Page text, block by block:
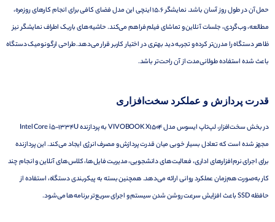
حمل آن در طول روز آسان باشد. نمایشگر 15.6 اینچی این مدل فضای کافی برای انجام کارهای روزمره،
مطالعه، وب‌گردی، جلسات آنلاین و تماشای فیلم فراهم می‌کند. حاشیه‌های باریک اطراف نمایشگر نیز
ظاهر دستگاه را مدرن‌تر کرده و تجربه دید بهتری در اختیار کاربر قرار می‌دهد. طراحی ارگونومیک دستگاه
باعث شده استفاده طولانی‌مدت از آن راحت‌تر باشد.
قدرت پردازش و عملکرد سخت‌افزاری
در بخش سخت‌افزار، لپ‌تاپ ایسوس مدل VIVOBOOK X1504 به پردازنده Intel Core i5-1334U
مجهز شده است که تعادل بسیار خوبی میان قدرت پردازش و مصرف انرژی ایجاد می‌کند. این پردازنده
برای اجرای نرم‌افزارهای اداری، فعالیت‌های دانشجویی، مدیریت فایل‌ها، کلاس‌های آنلاین و انجام چند
کار به‌صورت هم‌زمان عملکرد روانی ارائه می‌دهد. همچنین بسته به پیکربندی دستگاه، استفاده از
حافظه SSD باعث افزایش سرعت روشن شدن سیستم و اجرای سریع‌تر برنامه‌ها می‌شود.